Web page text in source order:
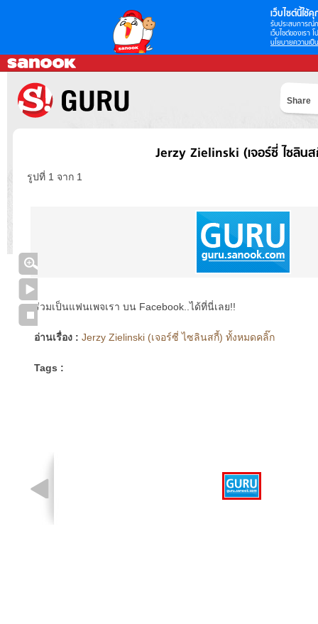
เว็บไซต์นี้ใช้คุ
รับประสบการณ์
เว็บไซต์ของเรา
นโยบายความเป็
Share
Jerzy Zielinski (เจอร์ซี่ ไซลิน
รูปที่ 1 จาก 1
ร่วมเป็นแฟนเพจเรา บน Facebook..ได้ที่นี่เลย!!
อ่านเรื่อง : Jerzy Zielinski (เจอร์ซี่ ไซลินสกี้) ทั้งหมดคลิ๊ก
Tags :